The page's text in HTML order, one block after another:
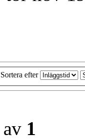
Sortera efter
av 1